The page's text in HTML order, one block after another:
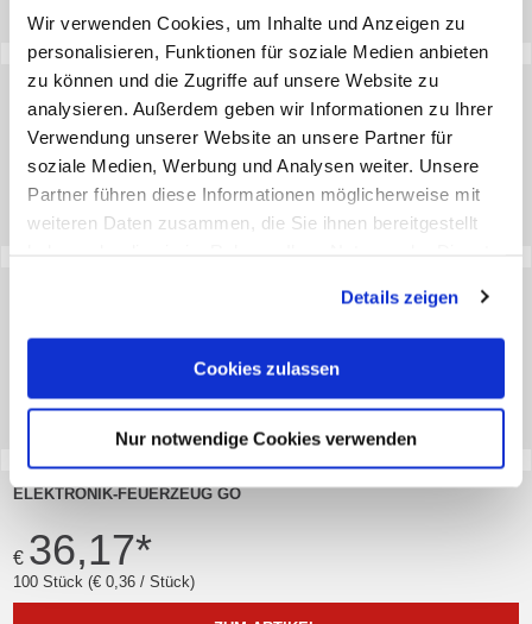
Wir verwenden Cookies, um Inhalte und Anzeigen zu
personalisieren, Funktionen für soziale Medien anbieten
zu können und die Zugriffe auf unsere Website zu
analysieren. Außerdem geben wir Informationen zu Ihrer
Verwendung unserer Website an unsere Partner für
soziale Medien, Werbung und Analysen weiter. Unsere
Partner führen diese Informationen möglicherweise mit
weiteren Daten zusammen, die Sie ihnen bereitgestellt
Cookies, wenn Sie unsere Webseite weiterhin nutzen.
Details zeigen
Cookies zulassen
Nur notwendige Cookies verwenden
KOSMETIK TASCHE AUS FILZ
4,61*
ZUM ARTIKEL
7,91*
ZUM ARTIKEL
ELEKTRONIK-FEUERZEUG GO
€ 36,17*
100 Stück (€ 0,36 / Stück)